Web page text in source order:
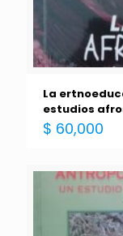
La
estudios
$ 60,000